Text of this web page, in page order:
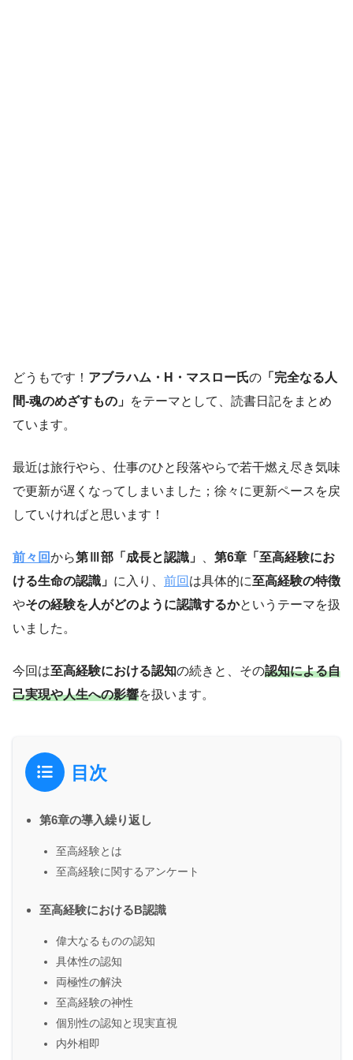
どうもです！ アブラハム・H・マスロー氏の 「完全なる人
間-魂のめざすもの」 をテーマとして、読書日記をまとめ
ています。
最近は旅行やら、仕事のひと段落やらで若干燃え尽き気味
で更新が遅くなってしまいました；徐々に更新ペースを戻
していければと思います！
前々回から第Ⅲ部「成長と認識」
第6章「至高経験にお
ける生命の認識」 に入り、 前回 は具体的に至高経験の特徴
やその経験を人がどのように認識するかというテーマを扱
いました。
今回は至高経験における認知の続きと、その認知による自
己実現や人生への影響を扱います。
目次
第6章の導入繰り返し
至高経験とは
至高経験に関するアンケート
至高経験におけるB認識
偉大なるものの認知
具体性の認知
両極性の解決
至高経験の神性
個別性の認知と現実直視
内外相即